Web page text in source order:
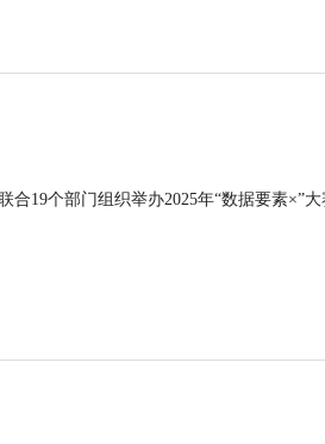
合19个部门组织举办2025年“数据要素×”大